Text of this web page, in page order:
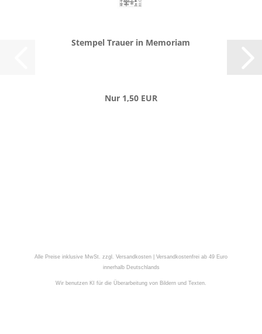
Stem­pel Trau­er in Me­mo­ri­am
Nur 1,50 EUR
Alle Preise inklusive MwSt. zzgl. Versandkosten | Versandkostenfrei ab 49 Euro
innerhalb Deutschlands
Wir benutzen KI für die Überarbeitung von Bildern und Texten.